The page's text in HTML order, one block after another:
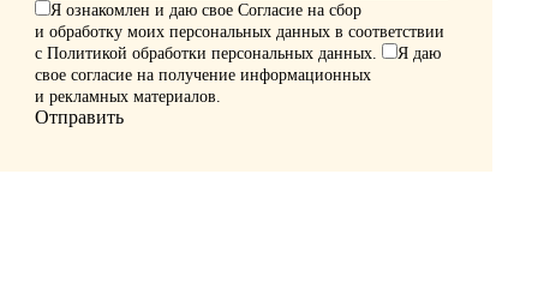
Я ознакомлен и даю своеСогласие на сбор
и обработку моих персональных данных в соответствии
сПолитикой обработки персональных данных.
Я даю
свое согласие на получение информационных
и рекламных материалов.